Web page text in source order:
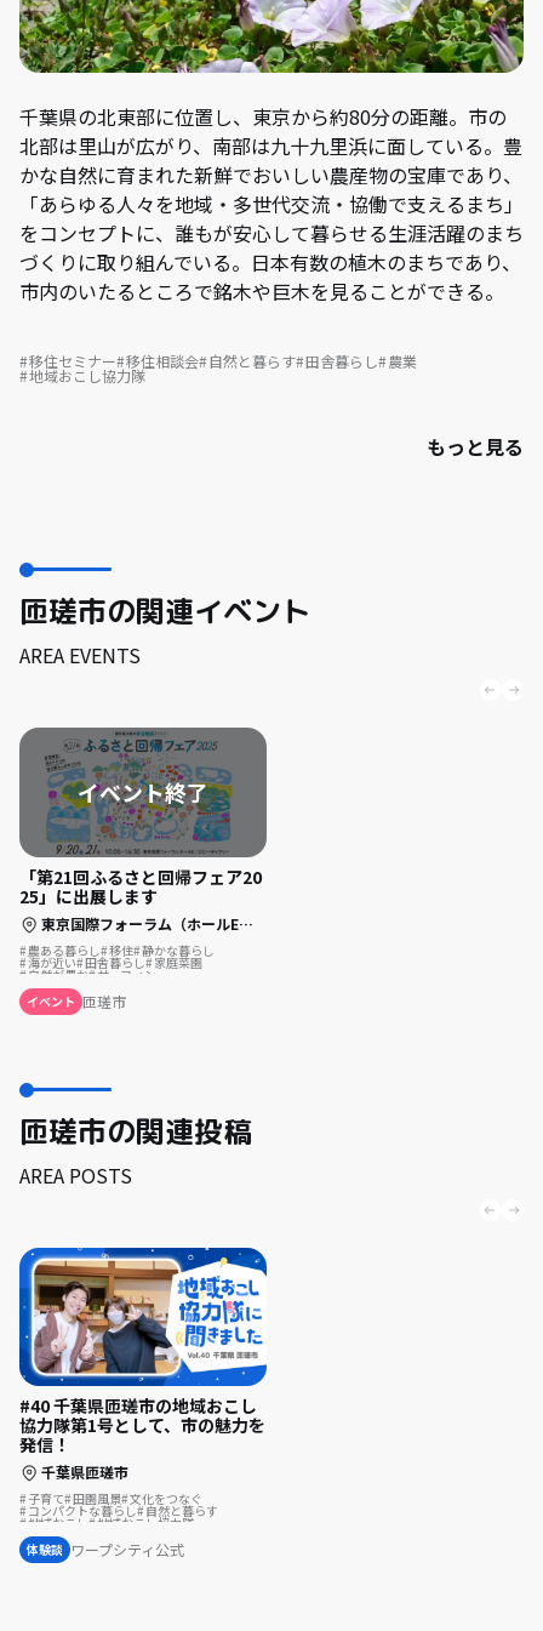
千葉県の北東部に位置し、東京から約80分の距離。市の
北部は里山が広がり、南部は九十九里浜に面している。豊
かな自然に育まれた新鮮でおいしい農産物の宝庫であり、
「あらゆる人々を地域・多世代交流・協働で支えるまち」
をコンセプトに、誰もが安心して暮らせる生涯活躍のまち
づくりに取り組んでいる。日本有数の植木のまちであり、
市内のいたるところで銘木や巨木を見ることができる。
移住セミナー 移住相談会 自然と暮らす 田舎暮らし 農業
地域おこし協力隊
もっと見る
匝瑳市の関連イベント
AREA EVENTS
「第21回ふるさと回帰フェア20
25」に出展します
東京国際フォーラム（ホールE・ロビーギャラリー）
農ある暮らし 移住 静かな暮らし
海が近い 田舎暮らし 家庭菜園
自然が豊か サーフィン
イベント 匝瑳市
匝瑳市の関連投稿
AREA POSTS
#40 千葉県匝瑳市の地域おこし
協力隊第1号として、市の魅力を
発信！
千葉県匝瑳市
子育て 田園風景 文化をつなぐ
コンパクトな暮らし 自然と暮らす
地域おこし 地域おこし協力隊
スポーツで豊かに
伝統をつなぐ サーフィンのある暮らし
地域おこし協力隊に聞いてみた
体験談 ワープシティ公式